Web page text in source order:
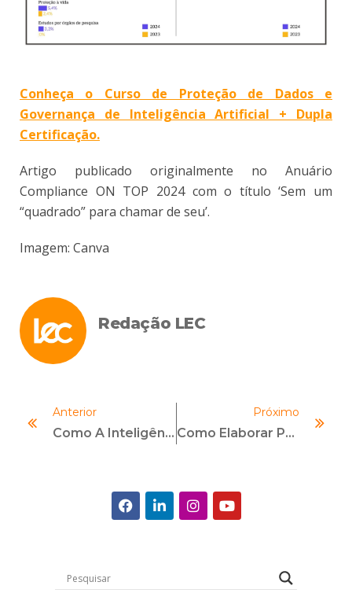
Conheça o Curso de Proteção de Dados e
Governança de Inteligência Artificial + Dupla
Certificação.
Artigo publicado originalmente no Anuário
Compliance ON TOP 2024 com o título ‘Sem um
“quadrado” para chamar de seu’.
Imagem: Canva
Redação LEC
Anterior
Como A Inteligência Artificial Pode Aumentar A Confiança Do Colaborador No Compliance
Próximo
Como Elaborar Políticas De Compliance Na Prática